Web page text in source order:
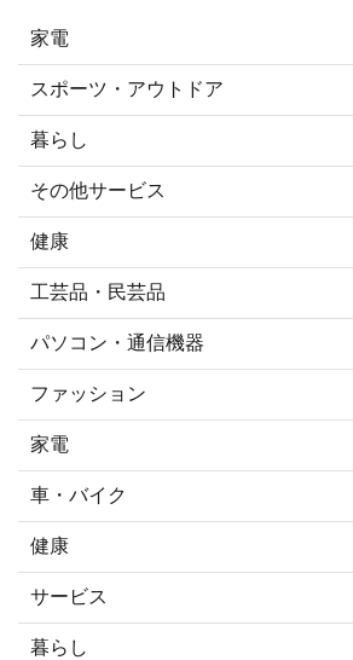
家電
スポーツ・アウトドア
暮らし
その他サービス
健康
工芸品・民芸品
パソコン・通信機器
ファッション
家電
車・バイク
健康
サービス
暮らし